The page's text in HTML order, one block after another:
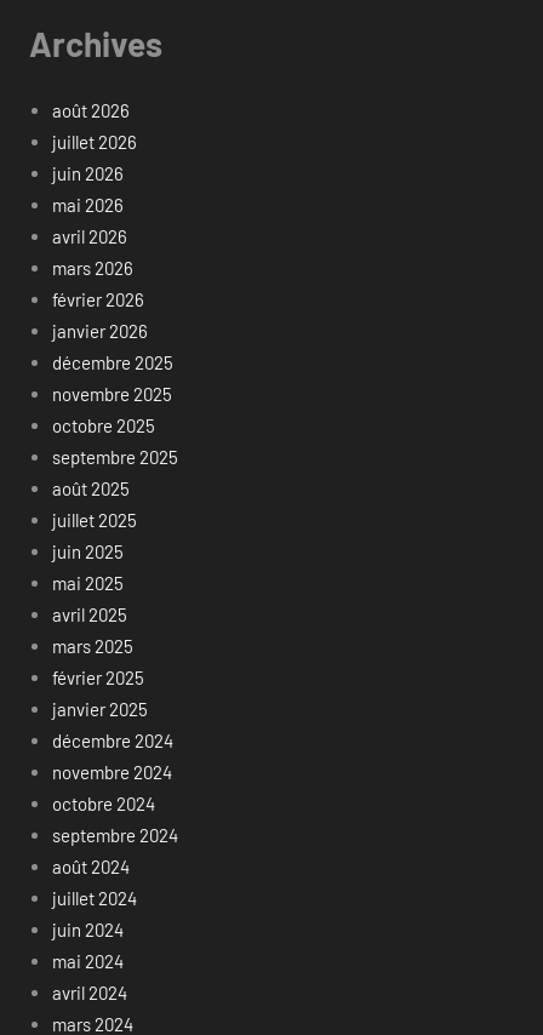
Archives
août 2026
juillet 2026
juin 2026
mai 2026
avril 2026
mars 2026
février 2026
janvier 2026
décembre 2025
novembre 2025
octobre 2025
septembre 2025
août 2025
juillet 2025
juin 2025
mai 2025
avril 2025
mars 2025
février 2025
janvier 2025
décembre 2024
novembre 2024
octobre 2024
septembre 2024
août 2024
juillet 2024
juin 2024
mai 2024
avril 2024
mars 2024